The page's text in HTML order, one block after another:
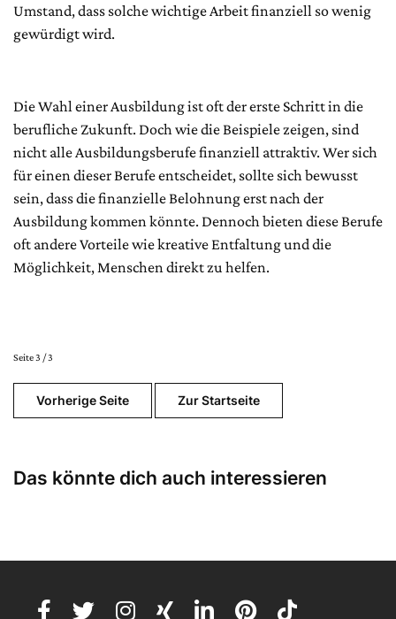
Umstand, dass solche wichtige Arbeit finanziell so wenig
gewürdigt wird.
Die Wahl einer Ausbildung ist oft der erste Schritt in die
berufliche Zukunft. Doch wie die Beispiele zeigen, sind
nicht alle Ausbildungsberufe finanziell attraktiv. Wer sich
für einen dieser Berufe entscheidet, sollte sich bewusst
sein, dass die finanzielle Belohnung erst nach der
Ausbildung kommen könnte. Dennoch bieten diese Berufe
oft andere Vorteile wie kreative Entfaltung und die
Möglichkeit, Menschen direkt zu helfen.
Seite 3 / 3
Vorherige Seite Zur Startseite
Das könnte dich auch interessieren